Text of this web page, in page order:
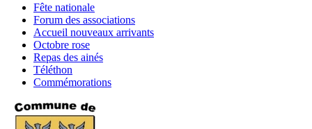
Fête
nationale
Fête nationale
Forum
des
associations
Forum des associations
Accueil
nouveaux
arrivants
Accueil nouveaux arrivants
Octobre
rose
Octobre rose
Repas
des
ainés
Repas des ainés
Téléthon
Téléthon
Commémorations
Commémorations